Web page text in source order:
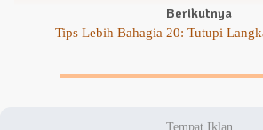
Berikutnya
Tips Lebih Bahagia 20: Tutupi